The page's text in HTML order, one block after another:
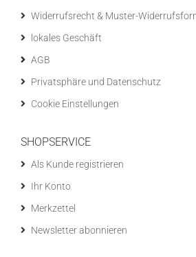
Widerrufsrecht & Muster-
lokales Geschäft
AGB
Privatsphäre und Datenschutz
Cookie Einstellungen
SHOPSERVICE
Als Kunde registrieren
Ihr Konto
Merkzettel
Newsletter abonnieren